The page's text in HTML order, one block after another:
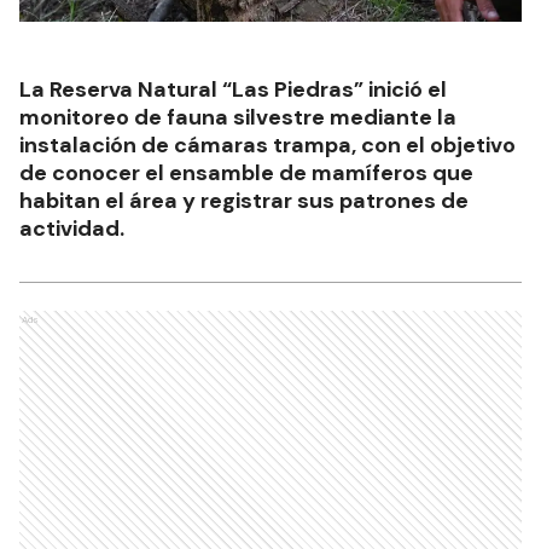
La Reserva Natural “Las Piedras” inició el
monitoreo de fauna silvestre mediante la
instalación de cámaras trampa, con el objetivo
de conocer el ensamble de mamíferos que
habitan el área y registrar sus patrones de
actividad.
Ads